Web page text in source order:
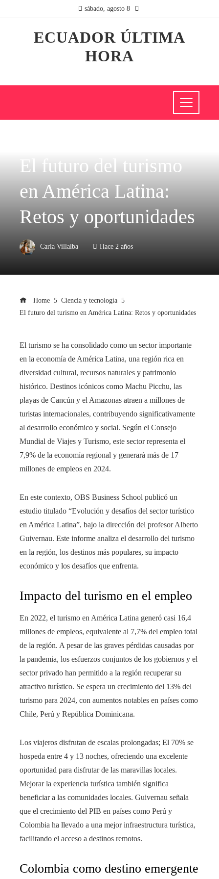
sábado, agosto 8
ECUADOR ÚLTIMA
HORA
El futuro del turismo
en América Latina:
Retos y oportunidades
Carla Villalba Hace 2 años
Home
Ciencia y tecnología
El futuro del turismo en América Latina: Retos y oportunidades
El turismo se ha consolidado como un sector importante
en la economía de América Latina, una región rica en
diversidad cultural, recursos naturales y patrimonio
histórico. Destinos icónicos como Machu Picchu, las
playas de Cancún y el Amazonas atraen a millones de
turistas internacionales, contribuyendo significativamente
al desarrollo económico y social. Según el Consejo
Mundial de Viajes y Turismo, este sector representa el
7,9% de la economía regional y generará más de 17
millones de empleos en 2024.
En este contexto, OBS Business School publicó un
estudio titulado “Evolución y desafíos del sector turístico
en América Latina”, bajo la dirección del profesor Alberto
Guivernau. Este informe analiza el desarrollo del turismo
en la región, los destinos más populares, su impacto
económico y los desafíos que enfrenta.
Impacto del turismo en el empleo
En 2022, el turismo en América Latina generó casi 16,4
millones de empleos, equivalente al 7,7% del empleo total
de la región. A pesar de las graves pérdidas causadas por
la pandemia, los esfuerzos conjuntos de los gobiernos y el
sector privado han permitido a la región recuperar su
atractivo turístico. Se espera un crecimiento del 13% del
turismo para 2024, con aumentos notables en países como
Chile, Perú y República Dominicana.
Los viajeros disfrutan de escalas prolongadas; El 70% se
hospeda entre 4 y 13 noches, ofreciendo una excelente
oportunidad para disfrutar de las maravillas locales.
Mejorar la experiencia turística también significa
beneficiar a las comunidades locales. Guivernau señala
que el crecimiento del PIB en países como Perú y
Colombia ha llevado a una mejor infraestructura turística,
facilitando el acceso a destinos remotos.
Colombia como destino emergente